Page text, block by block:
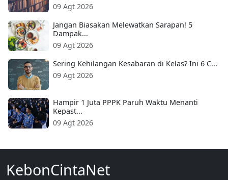
09 Agt 2026
Jangan Biasakan Melewatkan Sarapan! 5
Dampak...
09 Agt 2026
Sering Kehilangan Kesabaran di Kelas? Ini 6 C...
09 Agt 2026
Hampir 1 Juta PPPK Paruh Waktu Menanti
Kepast...
09 Agt 2026
KebonCintaNet